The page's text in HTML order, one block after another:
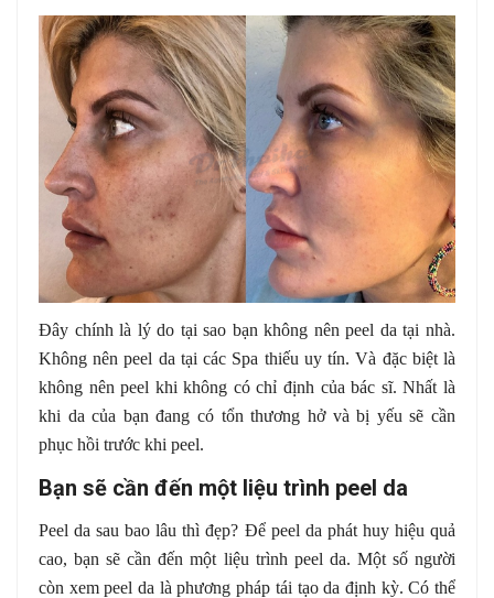
Đây chính là lý do tại sao bạn không nên peel da tại nhà.
Không nên peel da tại các Spa thiếu uy tín. Và đặc biệt là
không nên peel khi không có chỉ định của bác sĩ. Nhất là
khi da của bạn đang có tổn thương hở và bị yếu sẽ cần
phục hồi trước khi peel.
Bạn sẽ cần đến một liệu trình peel da
Peel da sau bao lâu thì đẹp? Để peel da phát huy hiệu quả
cao, bạn sẽ cần đến một liệu trình peel da. Một số người
còn xem peel da là phương pháp tái tạo da định kỳ. Có thể